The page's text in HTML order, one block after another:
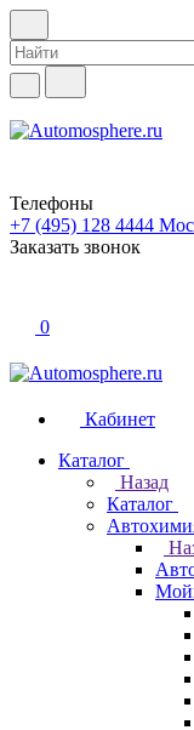
Телефоны
+7 (495) 128 4444
Заказать звонок
0
Кабинет
Каталог
Назад
Каталог